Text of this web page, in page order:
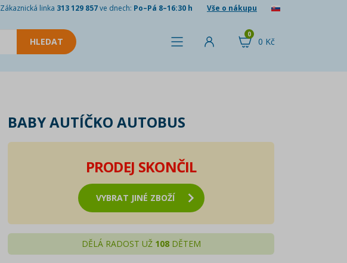
Zákaznická linka 313 129 857ve dnech: Po–Pá 8–16:30 h Vše o nákupu
0 Kč
0
BABY AUTÍČKO AUTOBUS
PRODEJ SKONČIL
VYBRAT JINÉ ZBOŽÍ
DĚLÁ RADOST UŽ 108DĚTEM